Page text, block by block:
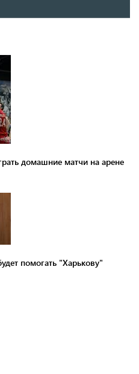
домашние матчи на арене
помогать "Харькову"